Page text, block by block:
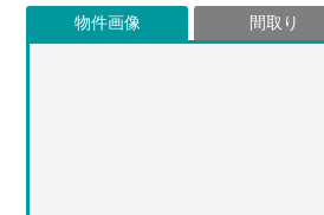
物件画像 間取り